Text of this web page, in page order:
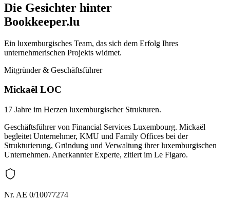
Die Gesichter hinter
Bookkeeper.lu
Ein luxemburgisches Team, das sich dem Erfolg Ihres
unternehmerischen Projekts widmet.
Mitgründer & Geschäftsführer
Mickaël LOC
17 Jahre im Herzen luxemburgischer Strukturen.
Geschäftsführer von Financial Services Luxembourg. Mickaël
begleitet Unternehmer, KMU und Family Offices bei der
Strukturierung, Gründung und Verwaltung ihrer luxemburgischen
Unternehmen. Anerkannter Experte, zitiert im Le Figaro.
Nr. AE 0/10077274